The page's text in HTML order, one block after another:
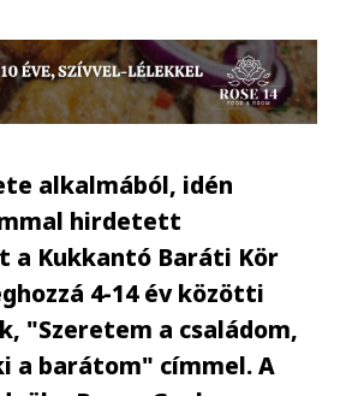
alkalmából, idén
hirdetett
a Kukkantó Baráti Kör
4-14 év közötti
"Szeretem a családom,
a barátom" címmel. A